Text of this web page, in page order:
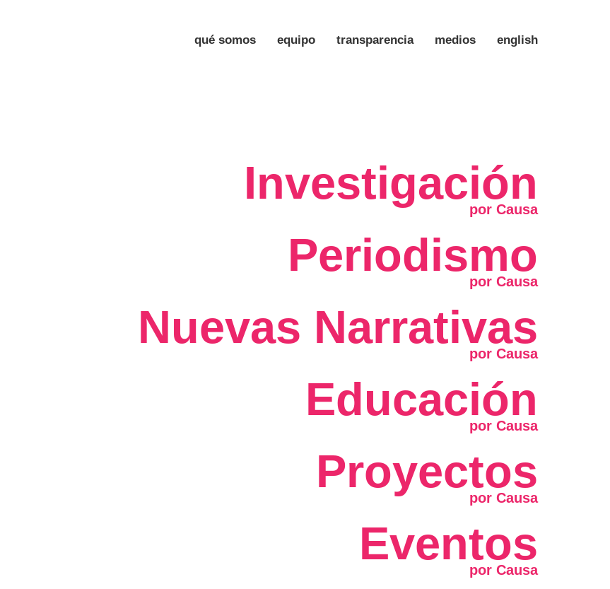
qué somos equipo transparencia medios english
Investigación
Periodismo
Nuevas Narrativas
Educación
Proyectos
Eventos